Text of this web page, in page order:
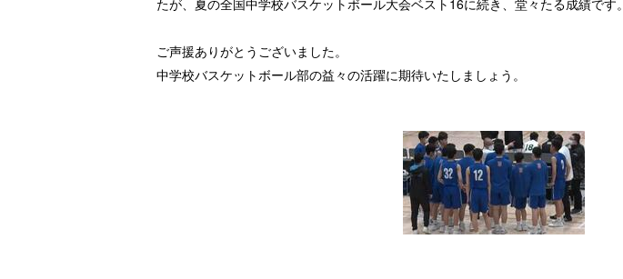
たが、夏の全国中学校バスケットボール大会ベスト16に続き、堂々たる成績です。
ご声援ありがとうございました。
中学校バスケットボール部の益々の活躍に期待いたしましょう。